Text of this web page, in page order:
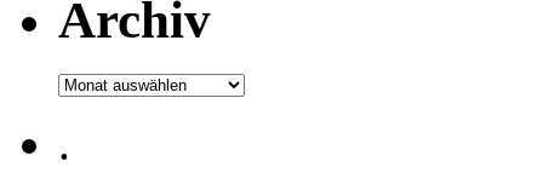
Archiv
Archiv
.